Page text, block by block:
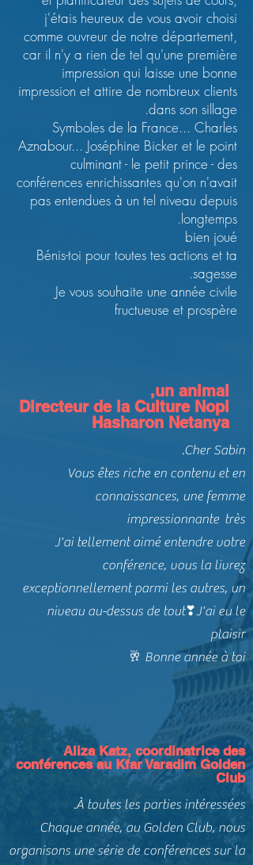
j'étais heureux de vous avoir choisi
comme ouvreur de notre département,
car il n'y a rien de tel qu'une première
impression qui laisse une bonne
impression et attire de nombreux clients
dans son sillage.
Symboles de la France... Charles
Aznabour... Joséphine Bicker et le point
culminant - le petit prince - des
conférences enrichissantes qu'on n'avait
pas entendues à un tel niveau depuis
longtemps.
bien joué
Bénis-toi pour toutes tes actions et ta
sagesse.
Je vous souhaite une année civile
fructueuse et prospère
un animal,
Directeur de la Culture Nopi
Hasharon Netanya
Cher Sabin.
Vous êtes riche en contenu et en
connaissances, une femme
impressionnante très
J'ai tellement aimé entendre votre
conférence, vous la livrez
exceptionnellement parmi les autres, un
niveau au-dessus de tout❣J'ai eu le
plaisir
Bonne année à toi 🥂
Aliza Katz, coordinatrice des
conférences au Kfar Varadim Golden
Club
À toutes les parties intéressées.
Chaque année, au Golden Club, nous
organisons une série de conférences sur la